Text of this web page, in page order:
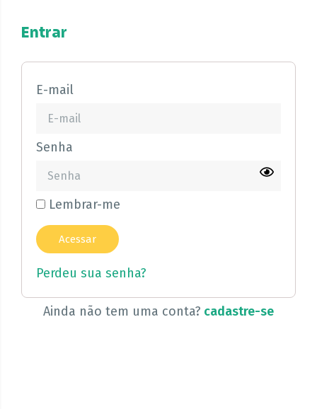
Entrar
E-mail
Senha
Lembrar-me
Perdeu sua senha?
Ainda não tem uma conta? cadastre-se